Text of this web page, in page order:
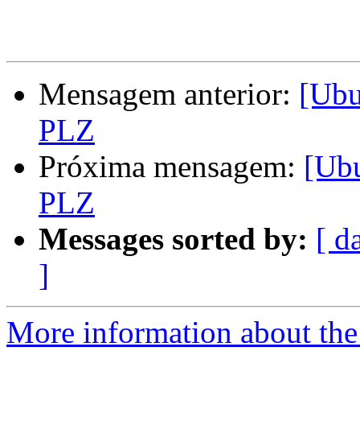
Mensagem anterior:
PLZ
Próxima mensagem:
PLZ
Messages sorted by: [
]
More information about